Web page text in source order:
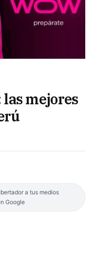
mejores
a tus medios
Google